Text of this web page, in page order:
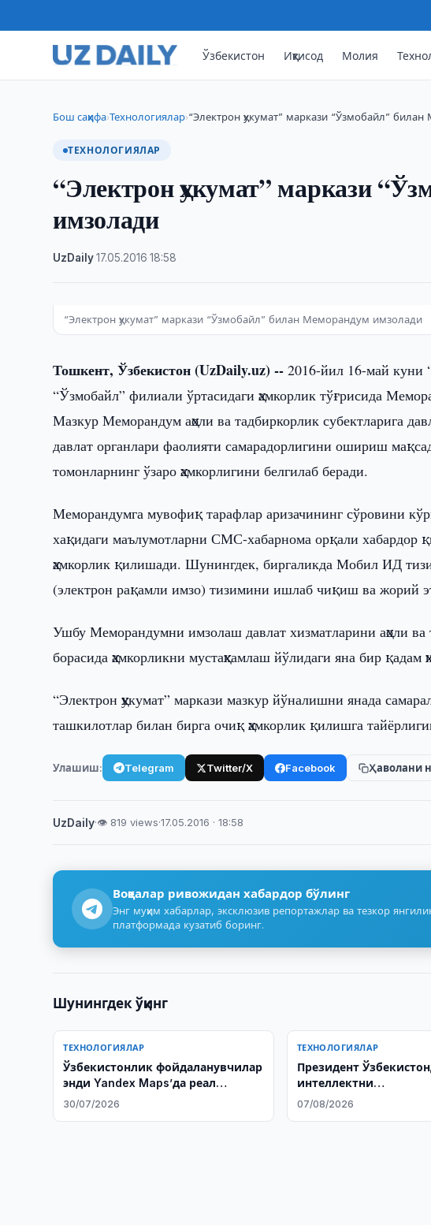
Ўзбекистон Иқтисод Молия
Бош саҳифа›Технологиялар›“Электрон ҳукумат” маркази “Ўзмобайл”
ТЕХНОЛОГИЯЛАР
“Электрон ҳукумат” маркази
имзолади
UzDaily·17.05.2016 ·18:58
“Электрон ҳукумат” маркази “Ўзмобайл” билан Меморандум имзолади
Тошкент, Ўзбекистон (UzDaily.uz) -- 2016-йил 16-май куни
“Ўзмобайл” филиали ўртасидаги ҳамкорлик тўғрисида
Мазкур Меморандум аҳоли ва тадбиркорлик субектларига
давлат органлари фаолияти самарадорлигини ошириш
томонларнинг ўзаро ҳамкорлигини белгилаб беради.
Меморандумга мувофиқ тарафлар аризачининг сўровини
хақидаги маълумотларни СМС-хабарнома орқали хабардор
ҳамкорлик қилишади. Шунингдек, биргаликда Мобил ИД
(электрон рақамли имзо) тизимини ишлаб чиқиш ва жорий
Ушбу Меморандумни имзолаш давлат хизматларини аҳоли ва
борасида ҳамкорликни мустаҳкамлаш йўлидаги яна бир қадам
“Электрон ҳукумат” маркази мазкур йўналишни янада
ташкилотлар билан бирга очиқ ҳамкорлик қилишга
Улашиш: Telegram Twitter/X Facebook Ҳаволани
UzDaily·👁 819 views·17.05.2016 · 18:58
Воқеалар ривожидан хабардор бўлинг
Энг муҳим хабарлар, эксклюзив репортажлар ва тезкор
платформада кузатиб боринг.
Шунингдек ўқинг
ТЕХНОЛОГИЯЛАР
Ўзбекистонлик фойдаланувчилар
энди Yandex Maps’да реал
вақтдаги геопозицияни улаша
30/07/2026
ТЕХНОЛОГИЯЛАР
Президент
интеллектни
ривожлантиришнинг
07/08/2026